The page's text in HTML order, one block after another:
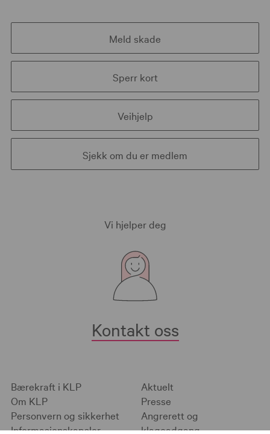
Meld skade
Sperr kort
Veihjelp
Sjekk om du er medlem
Vi hjelper deg
Kontakt oss
Bærekraft i KLP
Om KLP
Personvern og sikkerhet
Informasjonskapsler
Aktuelt
Presse
Angrerett og
klageadgang